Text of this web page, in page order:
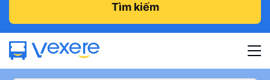
Tìm kiếm